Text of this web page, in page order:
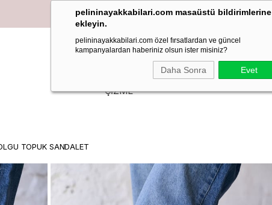
pelininayakkabilari.com masaüstü bildirimlerine
ekleyin.
pelininayakkabilari.com özel fırsatlardan ve güncel
kampanyalardan haberiniz olsun ister misiniz?
Daha Sonra Evet
ÇİZME
STİLETTO MAKOSEN
TOPUK SANDALET